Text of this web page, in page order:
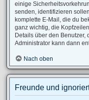
einige
senden, identifizieren
komplette E-Mail, die du
ganz wichtig, die
Details über den Benutzer,
Administrator kann dann
Nach oben
Freunde und